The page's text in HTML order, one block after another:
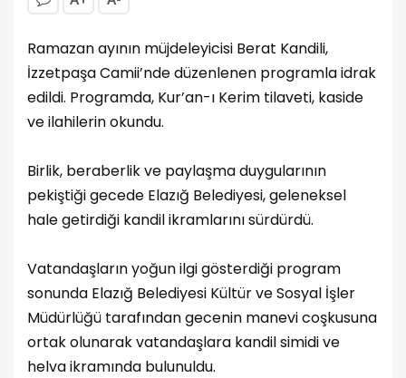
Ramazan ayının müjdeleyicisi Berat Kandili,
İzzetpaşa Camii’nde düzenlenen programla idrak
edildi. Programda, Kur’an-ı Kerim tilaveti, kaside
ve ilahilerin okundu.
Birlik, beraberlik ve paylaşma duygularının
pekiştiği gecede Elazığ Belediyesi, geleneksel
hale getirdiği kandil ikramlarını sürdürdü.
Vatandaşların yoğun ilgi gösterdiği program
sonunda Elazığ Belediyesi Kültür ve Sosyal İşler
Müdürlüğü tarafından gecenin manevi coşkusuna
ortak olunarak vatandaşlara kandil simidi ve
helva ikramında bulunuldu.